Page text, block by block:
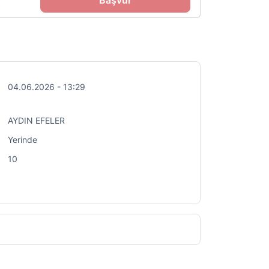
04.06.2026 - 13:29
AYDIN EFELER
Yerinde
10